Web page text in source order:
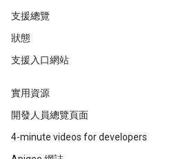
支援總覽
狀態
支援入口網站
實用資源
開發人員總覽頁面
4-minute videos for developers